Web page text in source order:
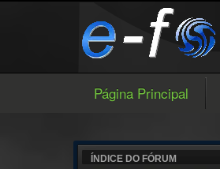
Página Principal
ÍNDICE DO FÓRUM